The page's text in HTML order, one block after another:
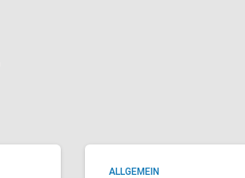
ALLGEMEIN